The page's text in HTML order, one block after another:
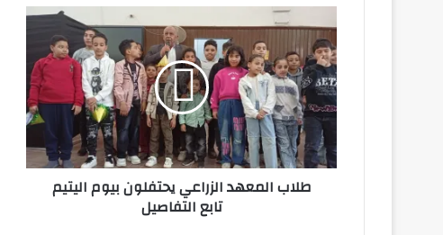
المعهد
الزراعي
يحتفلون
بيوم
اليتيم
تابع
التفاصيل
طلاب المعهد الزراعي يحتفلون بيوم اليتيم
تابع التفاصيل